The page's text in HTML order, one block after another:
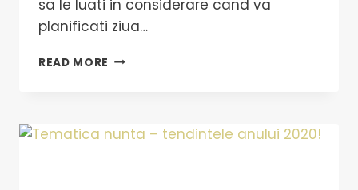
sa le luati in considerare cand va
planificati ziua…
READ MORE